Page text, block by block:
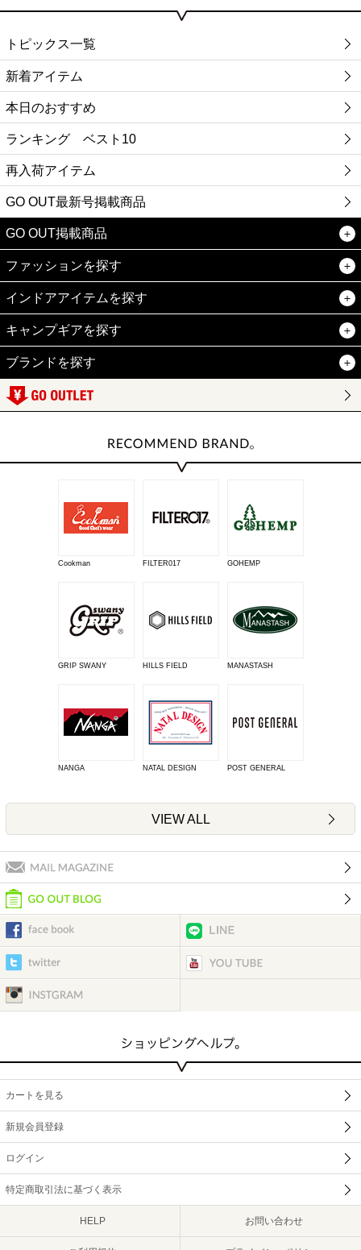
トピックス一覧
新着アイテム
本日のおすすめ
ランキング ベスト10
再入荷アイテム
GO OUT最新号掲載商品
GO OUT掲載商品
ファッションを探す
インドアアイテムを探す
キャンプギアを探す
ブランドを探す
Cookman FILTER017 GOHEMP
GRIP SWANY HILLS FIELD MANASTASH
NANGA NATAL DESIGN POST GENERAL
VIEW ALL
カートを見る
新規会員登録
ログイン
特定商取引法に基づく表示
HELP お問い合わせ